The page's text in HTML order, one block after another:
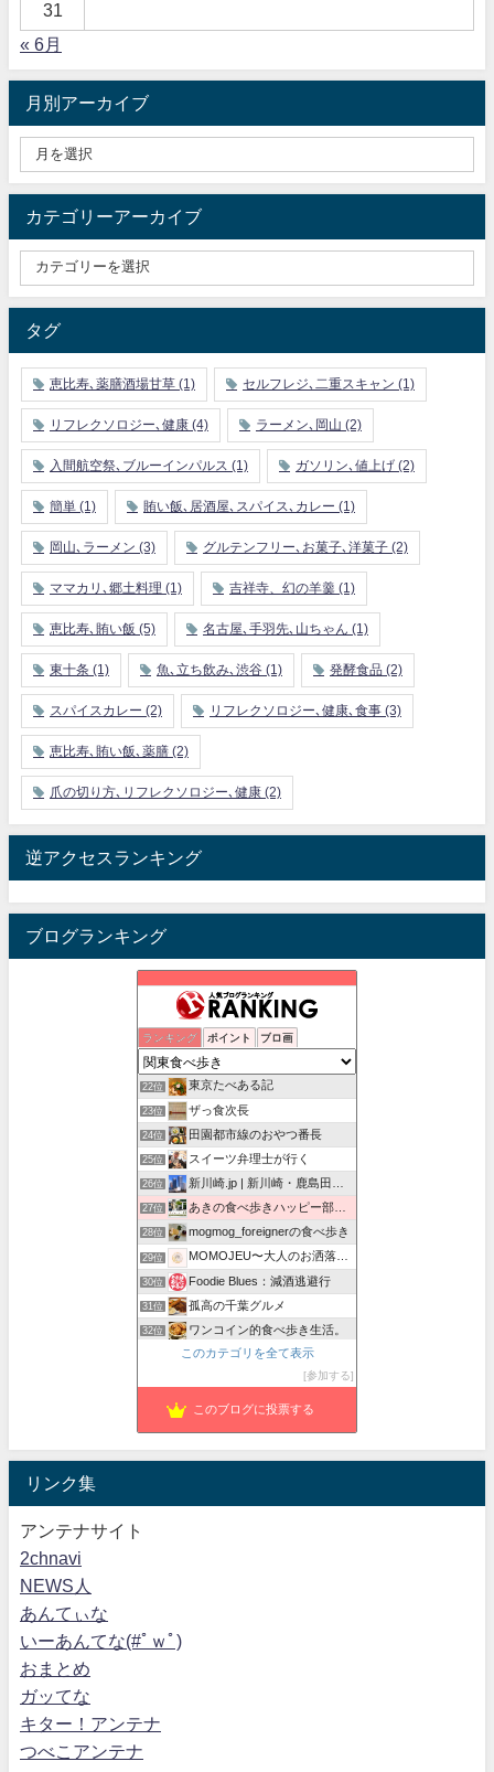
31
« 6月
月別アーカイブ
カテゴリーアーカイブ
タグ
恵比寿､薬膳酒場甘草 (1) セルフレジ､二重スキャン (1)
リフレクソロジー､健康 (4) ラーメン､岡山 (2)
入間航空祭､ブルーインパルス (1) ガソリン､値上げ (2)
簡単 (1) 賄い飯､居酒屋､スパイス､カレー (1)
岡山､ラーメン (3) グルテンフリー､お菓子､洋菓子 (2)
ママカリ､郷土料理 (1) 吉祥寺、幻の羊羹 (1)
恵比寿､賄い飯 (5) 名古屋､手羽先､山ちゃん (1)
東十条 (1) 魚､立ち飲み､渋谷 (1) 発酵食品 (2)
スパイスカレー (2) リフレクソロジー､健康､食事 (3)
恵比寿､賄い飯､薬膳 (2)
爪の切り方､リフレクソロジー､健康 (2)
逆アクセスランキング
ブログランキング
ランキング ポイント ブロ画
20位 パラリーガルの食べ歩き日記
21位 昭和の残り香を探して
22位 東京たべある記
23位 ザっ食次長
24位 田園都市線のおやつ番長
25位 スイーツ弁理士が行く
26位 新川崎.jp | 新川崎・鹿島田の地域情報配信中！
27位 あきの食べ歩きハッピー部｜東長崎・西武池袋線沿線グルメ
28位 mogmog_foreignerの食べ歩き
29位 MOMOJEU〜大人のお洒落な旅とグルメ。
30位 Foodie Blues：減酒逃避行
31位 孤高の千葉グルメ
32位 ワンコイン的食べ歩き生活。
新宿グルメでごきげん日和
紅子のセレブなグルメ日記
このカテゴリを全て表示
参加する
このブログに投票する
リンク集
アンテナサイト
2chnavi
NEWS人
あんてぃな
いーあんてな(#ﾟｗﾟ)
おまとめ
ガッてな
キター！アンテナ
つべこアンテナ